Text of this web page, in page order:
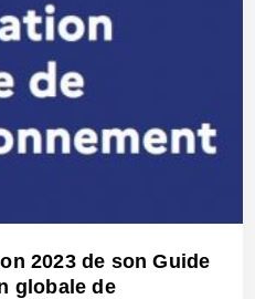
2023 de son Guide
globale de